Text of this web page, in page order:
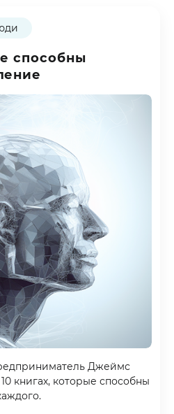
способны
Джеймс
книгах, которые способны